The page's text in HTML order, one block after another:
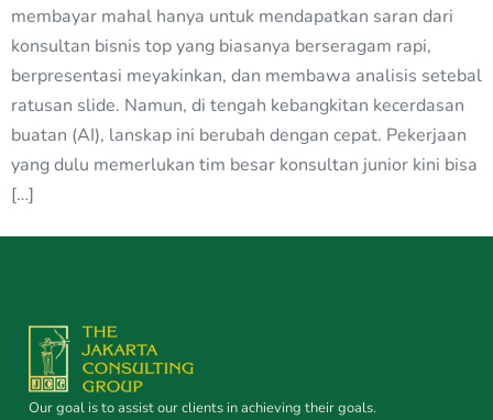
membayar mahal hanya untuk mendapatkan saran dari
konsultan bisnis top yang biasanya berseragam rapi,
berpresentasi meyakinkan, dan membawa analisis setebal
ratusan slide. Namun, di tengah kebangkitan kecerdasan
buatan (AI), lanskap ini berubah dengan cepat. Pekerjaan
yang dulu memerlukan tim besar konsultan junior kini bisa
[…]
Our goal is to assist our clients in achieving their goals.